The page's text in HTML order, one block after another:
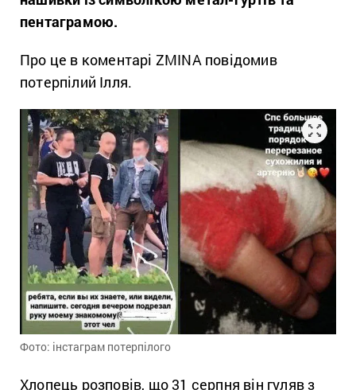
пентаграмою.
Про це в коментарі ZMINA повідомив
потерпілий Ілля.
Фото: інстаграм потерпілого
Хлопець розповів, що 31 серпня він гуляв з